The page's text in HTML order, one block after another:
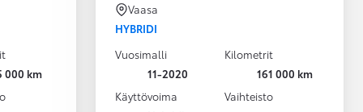
000 km
Vaasa
HYBRIDI
Vuosimalli
11-2020
Kilometrit
161 000 km
Käyttövoima
Vaihteisto